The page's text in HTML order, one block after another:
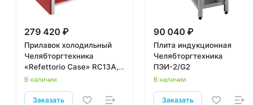
279 420 ₽
Прилавок холодильный
Челябторгтехника
«Refettorio Case» RC13A,
20 мм углубление
В наличии
Заказать
90 040 ₽
Плита индукционная
Челябторгтехника
ПЭИ-2/G2
В наличии
Заказать